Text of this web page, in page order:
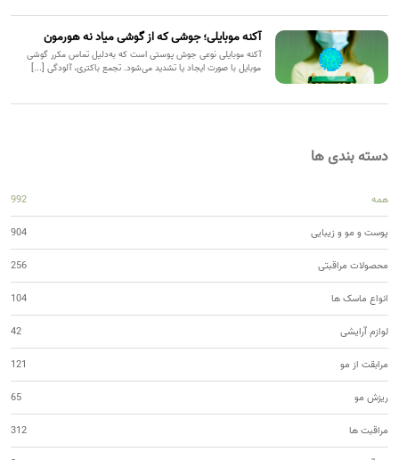
آکنه موبایلی؛ جوشی که از گوشی میاد نه هورمون
آکنه موبایلی نوعی جوش پوستی است که به‌دلیل تماس مکرر گوشی
موبایل با صورت ایجاد یا تشدید می‌شود. تجمع باکتری، آلودگی [...]
دسته بندی ها
همه 992
پوست و مو و زیبایی 904
محصولات مراقبتی 256
انواع ماسک ها 104
لوازم آرایشی 42
مرابقت از مو 121
ریزش مو 65
مراقبت ها 312